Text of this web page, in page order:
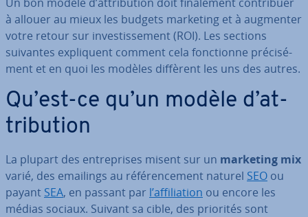
à allouer au mieux les budgets marketing et à augmenter
votre retour sur in­ves­tis­se­ment (ROI). Les sections
suivantes ex­pli­quent comment cela fonc­tionne pré­ci­sé­
ment et en quoi les modèles diffèrent les uns des autres.
Qu’est-ce qu’un modèle d’at­
tri­bu­tion
La plupart des en­tre­prises misent sur un marketing mix
varié, des emailings au ré­fé­ren­ce­ment naturel SEO ou
payant SEA, en passant par l’af­fi­lia­tion ou encore les
médias sociaux. Suivant sa cible, des priorités sont